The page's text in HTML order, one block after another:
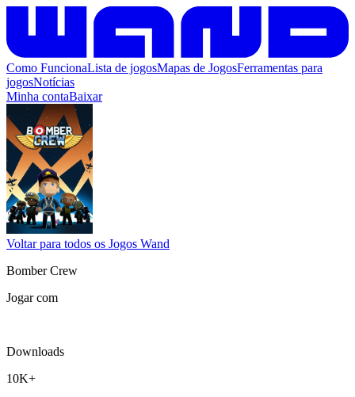
Como FuncionaLista de jogosMapas de JogosFerramentas para
jogosNotícias
Minha contaBaixar
Voltar para todos os Jogos Wand
Bomber Crew
Jogar com
Downloads
10K+